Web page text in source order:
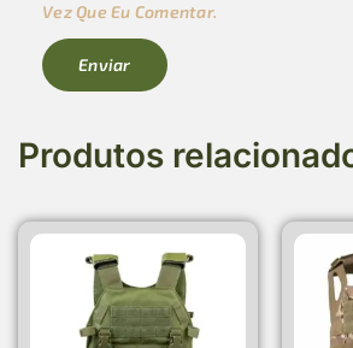
Vez Que Eu Comentar.
Produtos